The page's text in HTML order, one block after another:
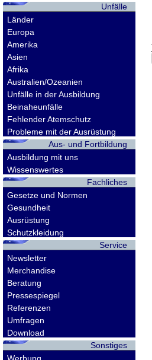
Unfälle
Länder
Europa
Amerika
Asien
Afrika
Australien/Ozeanien
Unfälle in der Ausbildung
Beinaheunfälle
Fehlender Atemschutz
Probleme mit der Ausrüstung
Aus- und Fortbildung
Ausbildung mit uns
Wissenswertes
Fachliches
Gesetze und Normen
Gesundheit
Ausrüstung
Schutzkleidung
Service
Newsletter
Merchandise
Beratung
Pressespiegel
Referenzen
Umfragen
Download
Sonstiges